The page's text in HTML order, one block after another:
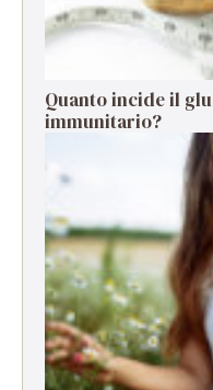
Quanto incide il
immunitario?